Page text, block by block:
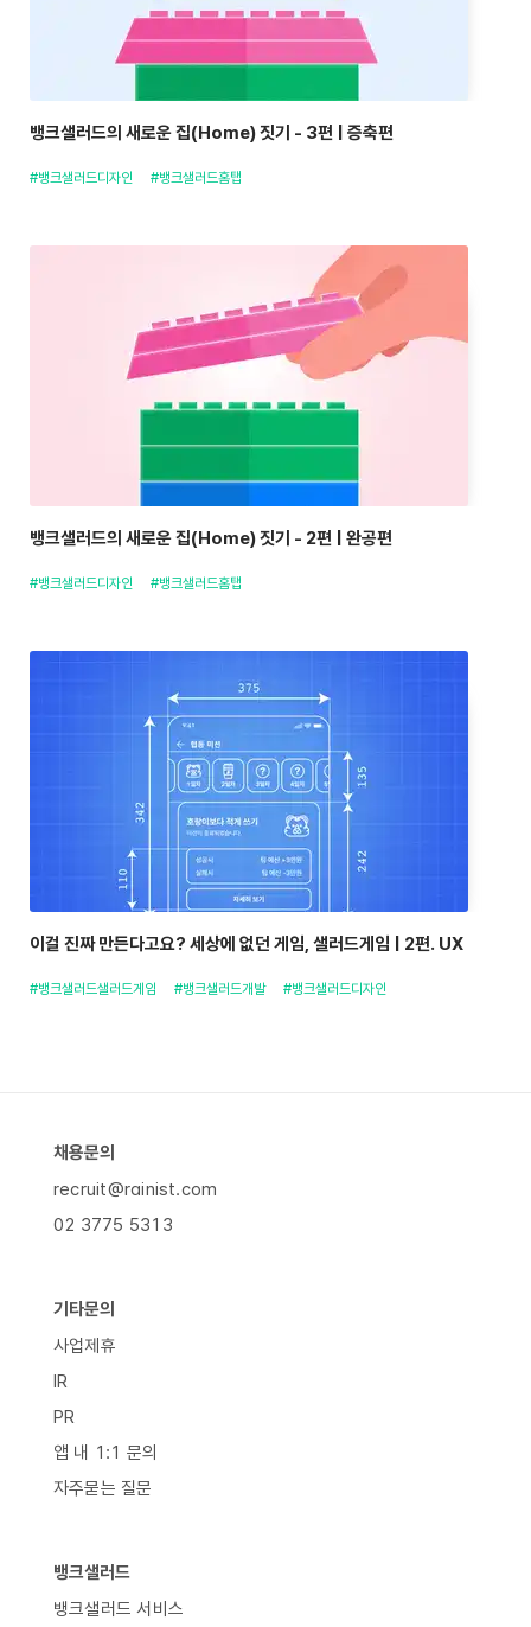
뱅크샐러드의 새로운 집(Home) 짓기 - 3편 | 증축편
#뱅크샐러드디자인 #뱅크샐러드홈탭
뱅크샐러드의 새로운 집(Home) 짓기 - 2편 | 완공편
#뱅크샐러드디자인 #뱅크샐러드홈탭
이걸 진짜 만든다고요? 세상에 없던 게임, 샐러드게임 | 2편. UX
#뱅크샐러드샐러드게임 #뱅크샐러드개발 #뱅크샐러드디자인
채용문의
recruit@rainist.com
02 3775 5313
기타문의
사업제휴
IR
PR
앱 내 1:1 문의
자주묻는 질문
뱅크샐러드
뱅크샐러드 서비스